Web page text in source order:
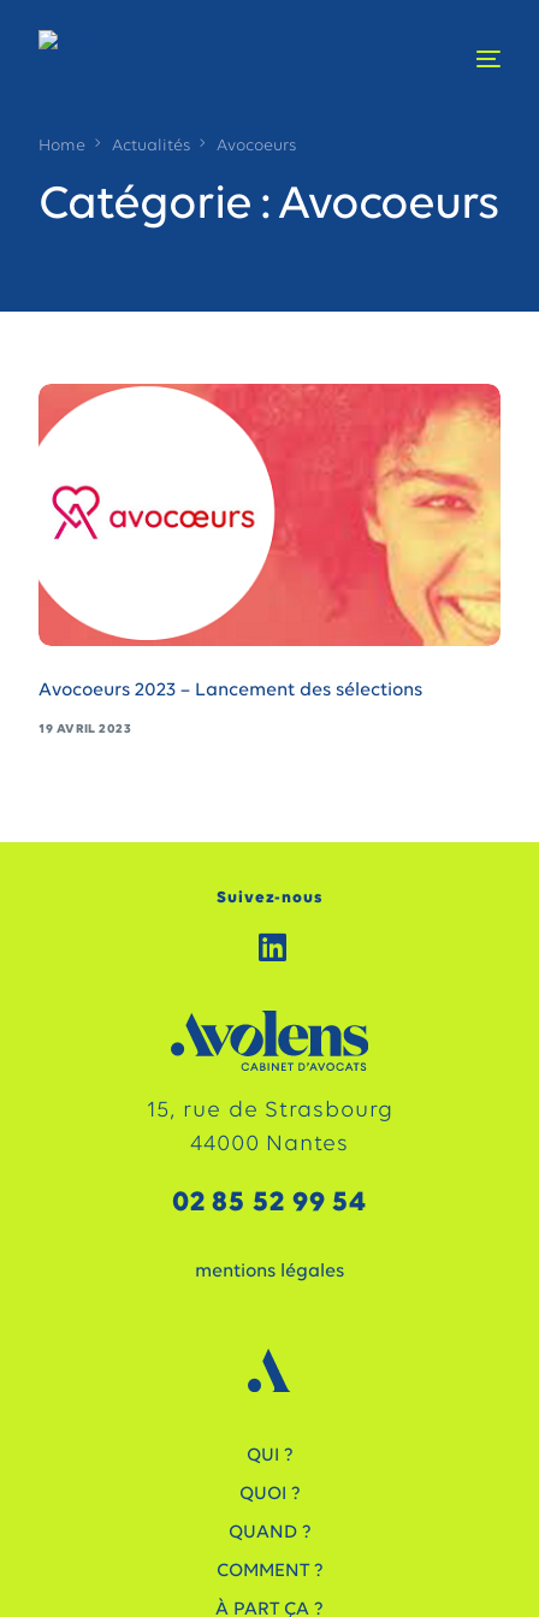
Home Actualités Avocoeurs
Catégorie : Avocoeurs
Avocoeurs 2023 – Lancement des sélections
19 AVRIL 2023
QUI ?
QUOI ?
QUAND ?
COMMENT ?
À PART ÇA ?
15, rue de Strasbourg
44000 Nantes
02 85 52 99 54
mentions légales
Suivez-nous